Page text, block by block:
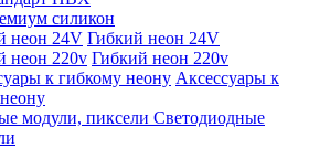
силикон
Гибкий неон 24V
Гибкий неон 220v
Аксессуары к
Светодиодные